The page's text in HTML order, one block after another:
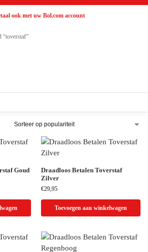
ook met uw Bol.com account
“toverstaf”
Goud
Draadloos Betalen Toverstaf
Zilver
€29,95
Toevoegen aan winkelwagen